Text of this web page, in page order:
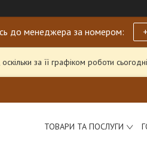
до менеджера за номером:
за її графіком роботи
ТОВАРИ ТА ПОСЛУГИ